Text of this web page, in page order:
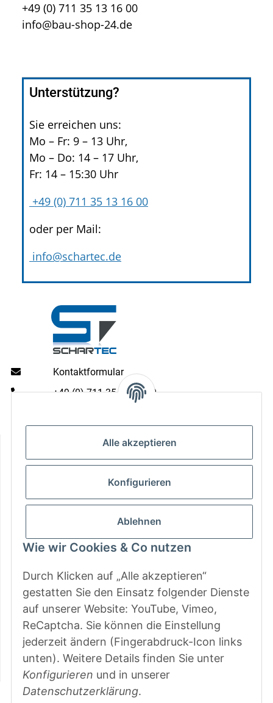
Alle akzeptieren
Konfigurieren
Ablehnen
Wie wir Cookies & Co nutzen
Durch Klicken auf „Alle akzeptieren“
gestatten Sie den Einsatz folgender Dienste
auf unserer Website: YouTube, Vimeo,
ReCaptcha. Sie können die Einstellung
jederzeit ändern (Fingerabdruck-Icon links
unten). Weitere Details finden Sie unter
Konfigurieren und in unserer
Datenschutzerklärung.
+49 (0) 711 35 13 16 00
info@bau-shop-24.de
Unterstützung?
Sie erreichen uns:
Mo – Fr: 9 – 13 Uhr,
Mo – Do: 14 – 17 Uhr,
Fr: 14 – 15:30 Uhr
+49 (0) 711 35 13 16 00
oder per Mail:
info@schartec.de
Kontaktformular
+49 (0) 711 35 13 16 00
Gesetzliche Informationen
Vertrag widerrufen